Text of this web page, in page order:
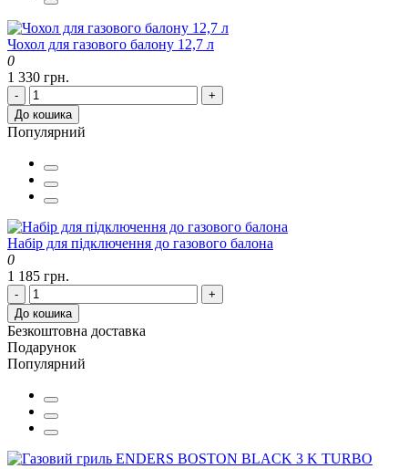
Чохол для газового балону 12,7 л
0
1 330 грн.
-
+
До кошика
Популярний
Набір для підключення до газового балона
0
1 185 грн.
-
+
До кошика
Безкоштовна доставка
Подарунок
Популярний